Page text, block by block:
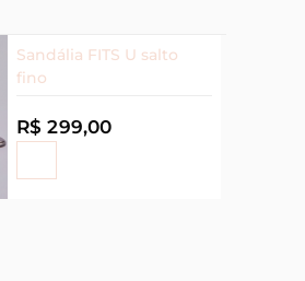
Sandália FITS U salto
fino
R$ 299,00